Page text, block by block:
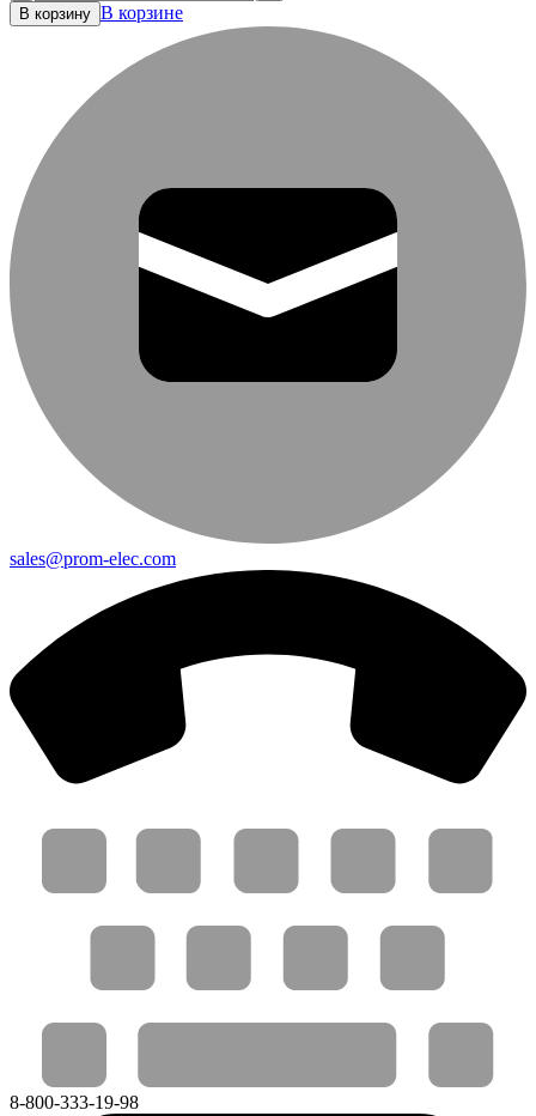
В корзину В корзине
sales@prom-elec.com
8-800-333-19-98